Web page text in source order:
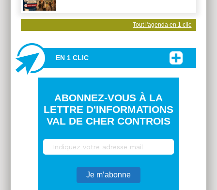
Tout l'agenda en 1 clic
EN 1 CLIC
ABONNEZ-VOUS À LA
LETTRE D'INFORMATIONS
VAL DE CHER CONTROIS